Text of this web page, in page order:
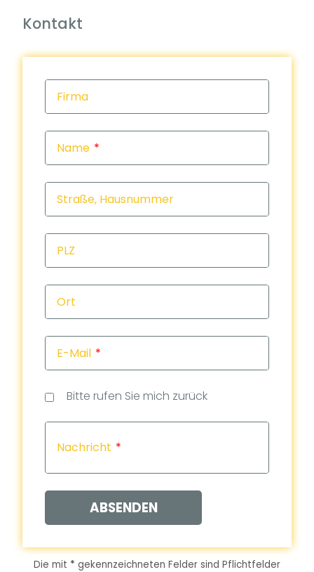
Kontakt
Firma
Name
Straße, Hausnummer
PLZ
Ort
E-Mail
Bitte rufen Sie mich zurück
Nachricht
ABSENDEN
Die mit * gekennzeichneten Felder sind Pflichtfelder